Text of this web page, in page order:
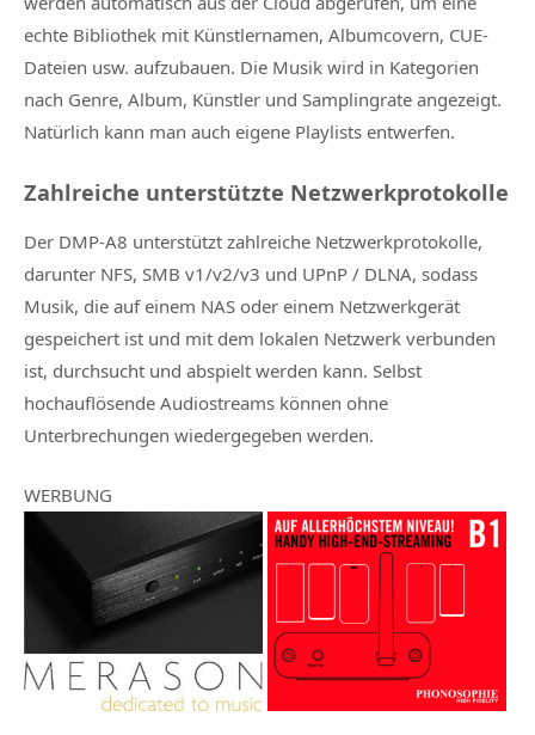
echte Bibliothek mit Künstlernamen, Albumcovern, CUE-
Dateien usw. aufzubauen. Die Musik wird in Kategorien
nach Genre, Album, Künstler und Samplingrate angezeigt.
Natürlich kann man auch eigene Playlists entwerfen.
Zahlreiche unterstützte Netzwerkprotokolle
Der DMP-A8 unterstützt zahlreiche Netzwerkprotokolle,
darunter NFS, SMB v1/v2/v3 und UPnP / DLNA, sodass
Musik, die auf einem NAS oder einem Netzwerkgerät
gespeichert ist und mit dem lokalen Netzwerk verbunden
ist, durchsucht und abspielt werden kann. Selbst
hochauflösende Audiostreams können ohne
Unterbrechungen wiedergegeben werden.
WERBUNG